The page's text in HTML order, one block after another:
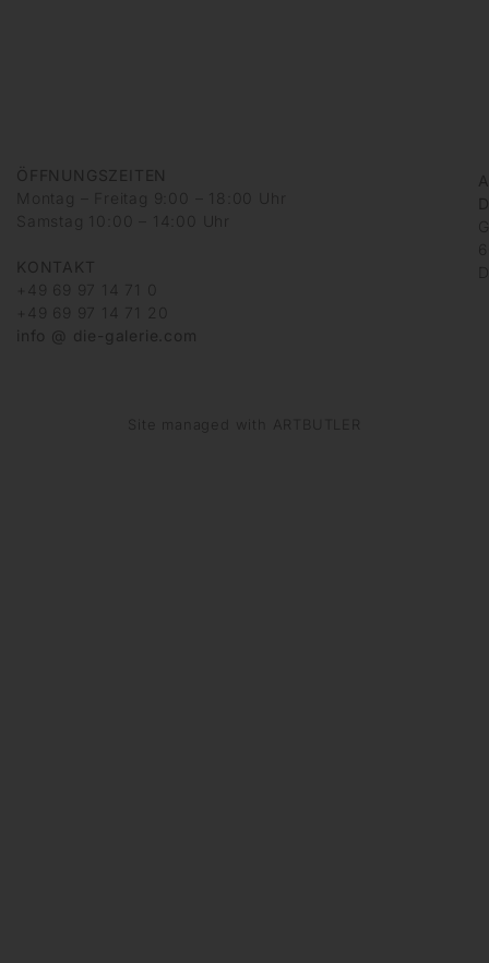
ÖFFNUNGSZEITEN
Montag – Freitag 9:00 – 18:00 Uhr
Samstag 10:00 – 14:00 Uhr
KONTAKT
+49 69 97 14 71 0
+49 69 97 14 71 20
info @ die-galerie.com
Site managed with ARTBUTLER